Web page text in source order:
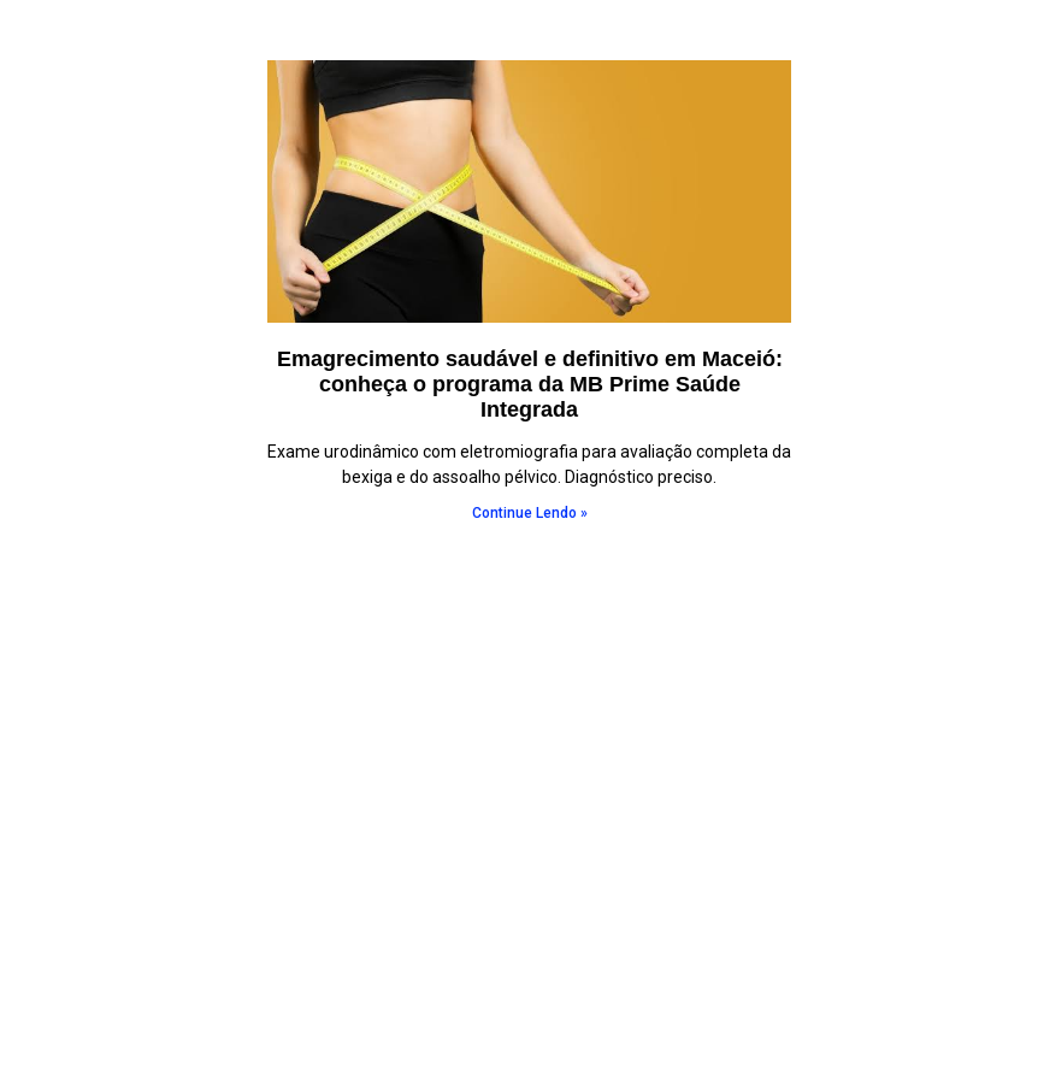
Emagrecimento saudável e definitivo em Maceió:
conheça o programa da MB Prime Saúde
Integrada
Exame urodinâmico com eletromiografia para avaliação completa da
bexiga e do assoalho pélvico. Diagnóstico preciso.
Continue Lendo »